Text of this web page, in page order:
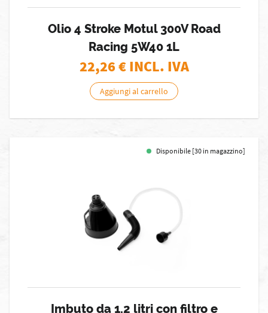
Olio 4 Stroke Motul 300V Road
Racing 5W40 1L
22,26€ INCL. IVA
Aggiungi al carrello
Disponibile [30 in magazzino]
Imbuto da 1,2 litri con filtro e